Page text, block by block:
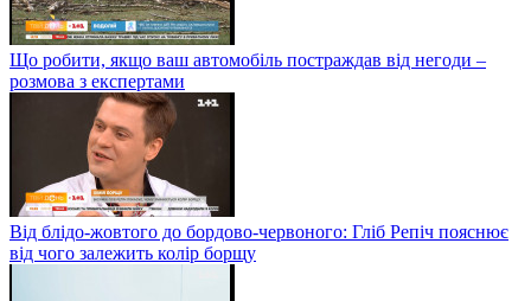
Що робити, якщо ваш автомобіль постраждав від негоди –
розмова з експертами
Від блідо-жовтого до бордово-червоного: Гліб Репіч пояснює
від чого залежить колір борщу